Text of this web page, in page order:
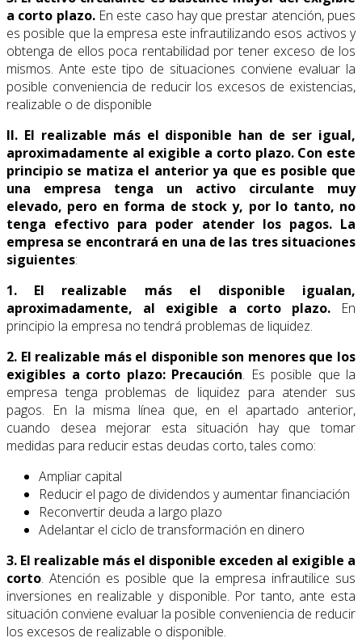
a corto plazo.En este caso hay que prestar atención, pues
es posible que la empresa este infrautilizando esos activos y
obtenga de ellos poca rentabilidad por tener exceso de los
mismos. Ante este tipo de situaciones conviene evaluar la
posible conveniencia de reducir los excesos de existencias,
realizable o de disponible
II. El realizable más el disponible han de ser igual,
aproximadamente al exigible a corto plazo. Con este
principio se matiza el anterior ya que es posible que
una empresa tenga un activo circulante muy
elevado, pero en forma de stock y, por lo tanto, no
tenga efectivo para poder atender los pagos. La
empresa se encontrará en una de las tres situaciones
siguientes:
1. El realizable más el disponible igualan,
aproximadamente, al exigible a corto plazo. En
principio la empresa no tendrá problemas de liquidez.
2. El realizable más el disponible son menores que los
exigibles a corto plazo: Precaución. Es posible que la
empresa tenga problemas de liquidez para atender sus
pagos. En la misma línea que, en el apartado anterior,
cuando desea mejorar esta situación hay que tomar
medidas para reducir estas deudas corto, tales como:
Ampliar capital
Reducir el pago de dividendos y aumentar financiación
Reconvertir deuda a largo plazo
Adelantar el ciclo de transformación en dinero
3. El realizable más el disponible exceden al exigible a
corto. Atención es posible que la empresa infrautilice sus
inversiones en realizable y disponible. Por tanto, ante esta
situación conviene evaluar la posible conveniencia de reducir
los excesos de realizable o disponible.